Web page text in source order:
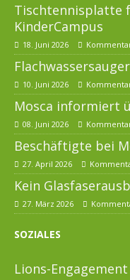
Tischtennisplatte
KinderCampus
18. Juni 2026
10. Juni 2026
Mosca informiert
08. Juni 2026
Beschäftigte bei
27. April 2026
Kein
27. März 2026
SOZIALES
Lions-